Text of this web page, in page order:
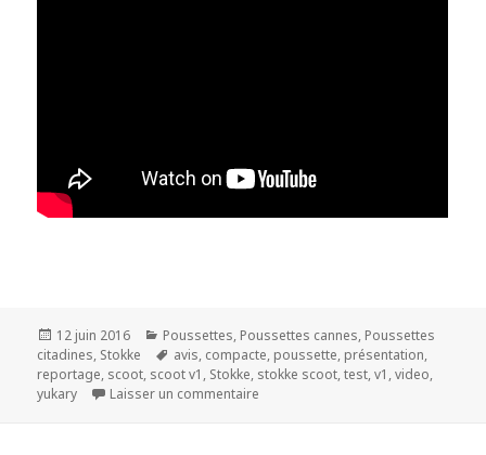
Publié
le
12 juin 2016 Catégories
Poussettes, Poussettes cannes, Poussettes
citadines, Stokke
Mots-
clés
avis, compacte, poussette, présentation,
reportage, scoot, scoot v1 , Stokke, stokke scoot,test,v1 ,video,
yukary
Laisser un commentaire